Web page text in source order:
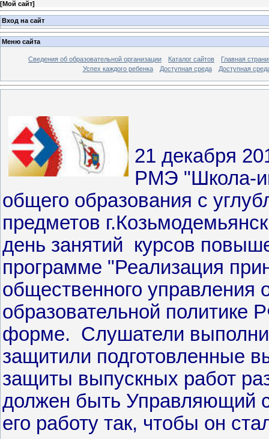
[Мой сайт]
Вход на сайт
Меню сайта
Сведения об образовательной организации Каталог сайтов
Главная
Успех каждого ребенка
Доступная среда Доступная
21 декабря
РМЭ "Школа-
общего образования с
предметов
день занятий курсов
программе "Реализация
общественного управления
образовательной политике
форме. Слушатели
защитили подготовленные
защиты выпускных работ
должен быть Управляющий
его работу так, чтобы он